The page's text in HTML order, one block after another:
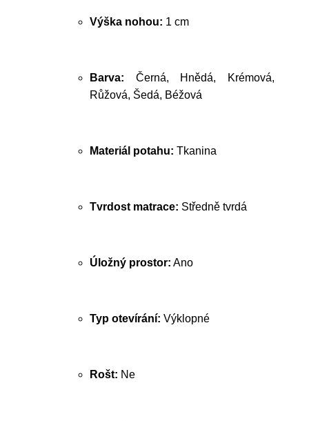
Výška nohou: 1 cm
Barva: Černá, Hnědá, Krémová,
Růžová, Šedá, Béžová
Materiál potahu: Tkanina
Tvrdost matrace: Středně tvrdá
Úložný prostor: Ano
Typ otevírání: Výklopné
Rošt: Ne